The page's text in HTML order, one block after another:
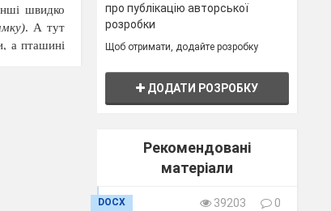
швидко
. А тут
а пташині
про публікацію авторської
розробки
Щоб отримати, додайте розробку
ДОДАТИ РОЗРОБКУ
Рекомендовані
матеріали
DOCX 39203
0